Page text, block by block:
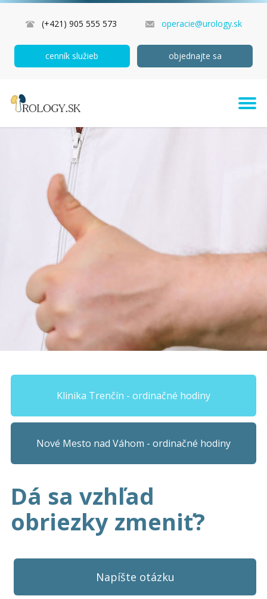
(+421) 905 555 573 operacie@urology.sk
cenník služieb objednajte sa
Klinika Trenčín - ordinačné hodiny
Nové Mesto nad Váhom - ordinačné hodiny
Dá sa vzhľad
obriezky zmeniť?
Napíšte otázku